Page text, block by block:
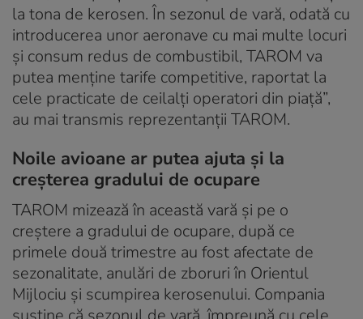
la tona de kerosen. În sezonul de vară, odată cu
introducerea unor aeronave cu mai multe locuri
și consum redus de combustibil, TAROM va
putea menține tarife competitive, raportat la
cele practicate de ceilalți operatori din piață”,
au mai transmis reprezentanții TAROM.
Noile avioane ar putea ajuta și la
creșterea gradului de ocupare
TAROM mizează în această vară și pe o
creștere a gradului de ocupare, după ce
primele două trimestre au fost afectate de
sezonalitate, anulări de zboruri în Orientul
Mijlociu și scumpirea kerosenului. Compania